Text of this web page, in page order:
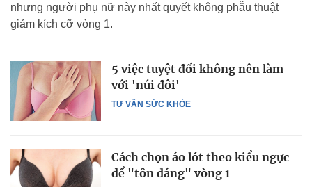
nhưng người phụ nữ này nhất quyết không phẫu thuật
giảm kích cỡ vòng 1.
TƯ VẤN SỨC KHỎE
5 việc tuyệt đối không nên làm
với 'núi đôi'
Cách chọn áo lót theo kiểu ngực
để "tôn dáng" vòng 1